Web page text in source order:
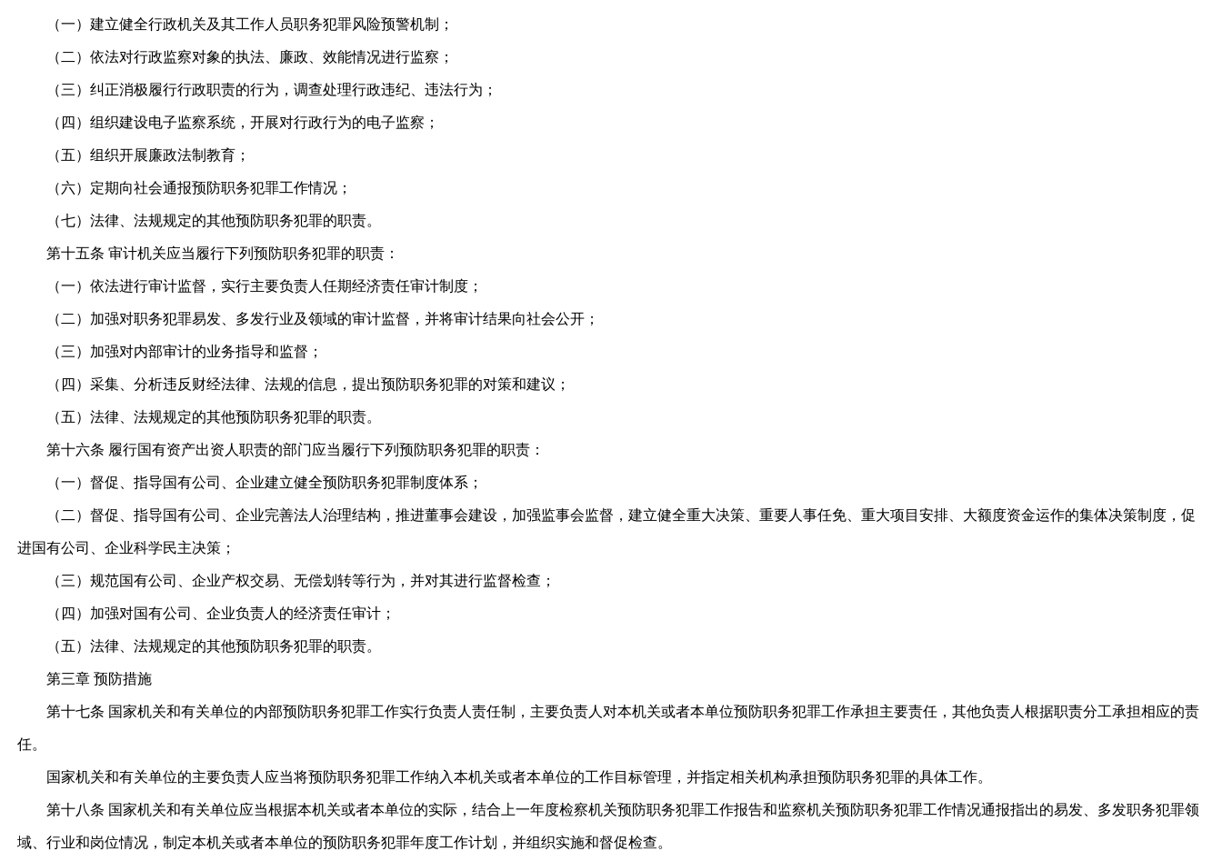
（一）建立健全行政机关及其工作人员职务犯罪风险预警机制；
（二）依法对行政监察对象的执法、廉政、效能情况进行监察；
（三）纠正消极履行行政职责的行为，调查处理行政违纪、违法行为；
（四）组织建设电子监察系统，开展对行政行为的电子监察；
（五）组织开展廉政法制教育；
（六）定期向社会通报预防职务犯罪工作情况；
（七）法律、法规规定的其他预防职务犯罪的职责。
第十五条 审计机关应当履行下列预防职务犯罪的职责：
（一）依法进行审计监督，实行主要负责人任期经济责任审计制度；
（二）加强对职务犯罪易发、多发行业及领域的审计监督，并将审计结果向社会公开；
（三）加强对内部审计的业务指导和监督；
（四）采集、分析违反财经法律、法规的信息，提出预防职务犯罪的对策和建议；
（五）法律、法规规定的其他预防职务犯罪的职责。
第十六条 履行国有资产出资人职责的部门应当履行下列预防职务犯罪的职责：
（一）督促、指导国有公司、企业建立健全预防职务犯罪制度体系；
（二）督促、指导国有公司、企业完善法人治理结构，推进董事会建设，加强监事会监督，建立健全重大决策、重要人事任免、重大项目安排、大额度资金运作的集体决策制度，促
进国有公司、企业科学民主决策；
（三）规范国有公司、企业产权交易、无偿划转等行为，并对其进行监督检查；
（四）加强对国有公司、企业负责人的经济责任审计；
（五）法律、法规规定的其他预防职务犯罪的职责。
第三章 预防措施
第十七条 国家机关和有关单位的内部预防职务犯罪工作实行负责人责任制，主要负责人对本机关或者本单位预防职务犯罪工作承担主要责任，其他负责人根据职责分工承担相应的责
任。
国家机关和有关单位的主要负责人应当将预防职务犯罪工作纳入本机关或者本单位的工作目标管理，并指定相关机构承担预防职务犯罪的具体工作。
第十八条 国家机关和有关单位应当根据本机关或者本单位的实际，结合上一年度检察机关预防职务犯罪工作报告和监察机关预防职务犯罪工作情况通报指出的易发、多发职务犯罪领
域、行业和岗位情况，制定本机关或者本单位的预防职务犯罪年度工作计划，并组织实施和督促检查。